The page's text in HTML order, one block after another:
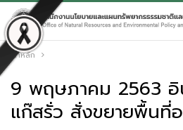
หน้าหลัก
9 พฤษภาคม 2563 อิ
แก๊สรั่ว สั่งขยายพื้นที่